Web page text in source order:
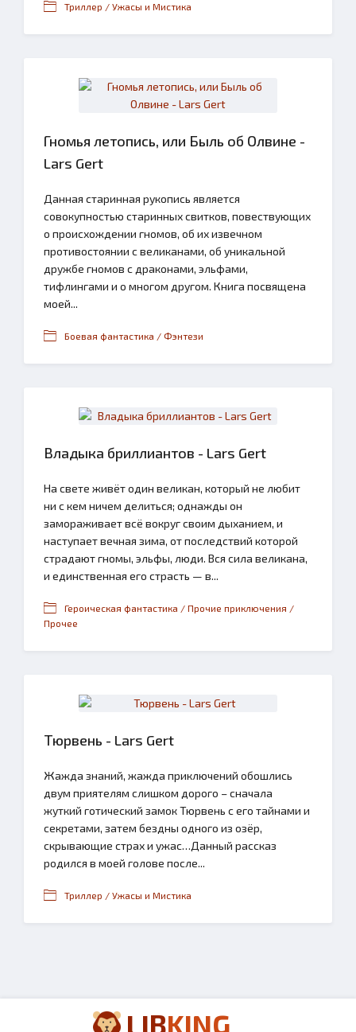
Триллер / Ужасы и Мистика
Гномья летопись, или Быль об Олвине -
Lars Gert
Данная старинная рукопись является
совокупностью старинных свитков, повествующих
о происхождении гномов, об их извечном
противостоянии с великанами, об уникальной
дружбе гномов с драконами, эльфами,
тифлингами и о многом другом. Книга посвящена
моей...
Боевая фантастика / Фэнтези
Владыка бриллиантов - Lars Gert
На свете живёт один великан, который не любит
ни с кем ничем делиться; однажды он
замораживает всё вокруг своим дыханием, и
наступает вечная зима, от последствий которой
страдают гномы, эльфы, люди. Вся сила великана,
и единственная его страсть — в...
Героическая фантастика / Прочие приключения /
Прочее
Тюрвень - Lars Gert
Жажда знаний, жажда приключений обошлись
двум приятелям слишком дорого – сначала
жуткий готический замок Тюрвень с его тайнами и
секретами, затем бездны одного из озёр,
скрывающие страх и ужас…Данный рассказ
родился в моей голове после...
Триллер / Ужасы и Мистика
LIBKING